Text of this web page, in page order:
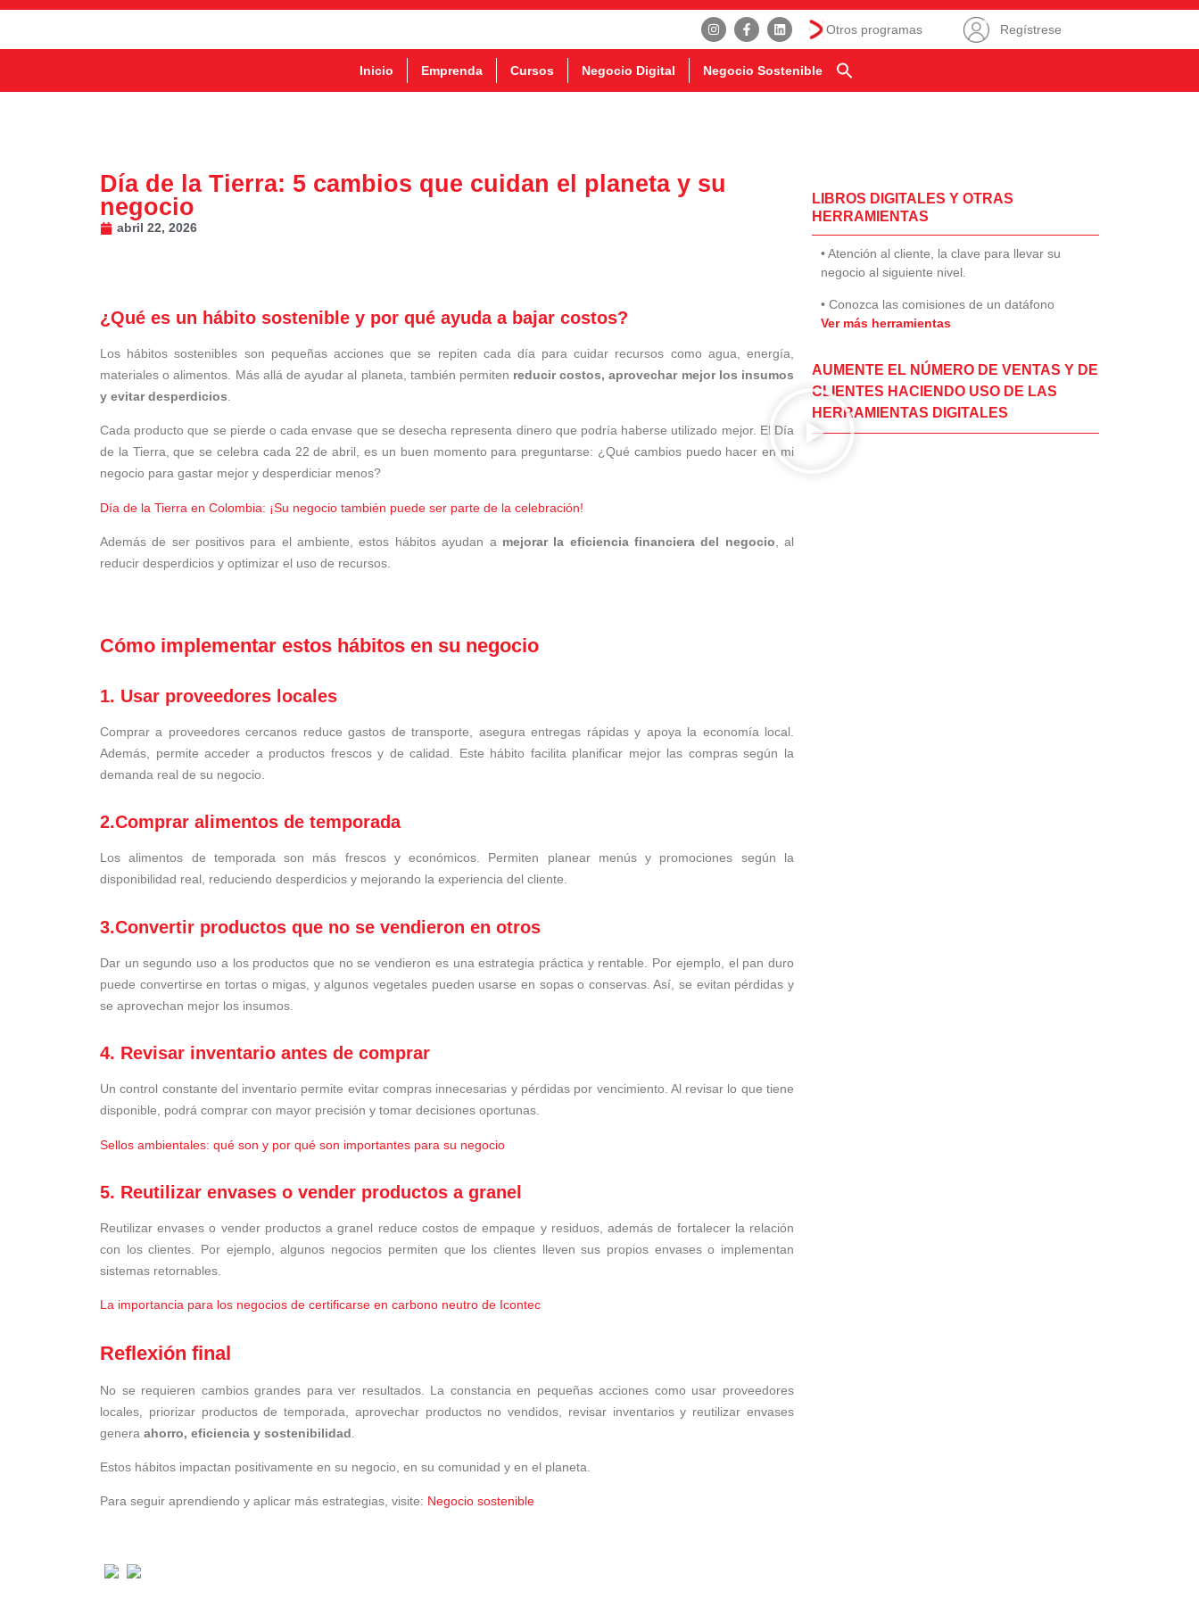
Otros programas Regístrese
Inicio Emprenda Cursos Negocio Digital Negocio Sostenible
Día de la Tierra: 5 cambios que cuidan el planeta y su
negocio
abril 22, 2026
¿Qué es un hábito sostenible y por qué ayuda a bajar costos?
Los hábitos sostenibles son pequeñas acciones que se repiten cada día para cuidar recursos como agua, energía,
materiales o alimentos. Más allá de ayudar al planeta, también permiten reducir costos, aprovechar mejor los insumos
y evitar desperdicios
Cada producto que se pierde o cada envase que se desecha representa dinero que podría haberse utilizado mejor. El Día
de la Tierra, que se celebra cada 22 de abril, es un buen momento para preguntarse: ¿Qué cambios puedo hacer en mi
negocio para gastar mejor y desperdiciar menos?
Día de la Tierra en Colombia: ¡Su negocio también puede ser parte de la celebración!
Además de ser positivos para el ambiente, estos hábitos ayudan a mejorar la eficiencia financiera del negocio , al
reducir desperdicios y optimizar el uso de recursos.
Cómo implementar estos hábitos en su negocio
1. Usar proveedores locales
Comprar a proveedores cercanos reduce gastos de transporte, asegura entregas rápidas y apoya la economía local.
Además, permite acceder a productos frescos y de calidad. Este hábito facilita planificar mejor las compras según la
demanda real de su negocio.
2.Comprar alimentos de temporada
Los alimentos de temporada son más frescos y económicos. Permiten planear menús y promociones según la
disponibilidad real, reduciendo desperdicios y mejorando la experiencia del cliente.
3.Convertir productos que no se vendieron en otros
Dar un segundo uso a los productos que no se vendieron es una estrategia práctica y rentable. Por ejemplo, el pan duro
puede convertirse en tortas o migas, y algunos vegetales pueden usarse en sopas o conservas. Así, se evitan pérdidas y
se aprovechan mejor los insumos.
4. Revisar inventario antes de comprar
Un control constante del inventario permite evitar compras innecesarias y pérdidas por vencimiento. Al revisar lo que tiene
disponible, podrá comprar con mayor precisión y tomar decisiones oportunas.
Sellos ambientales: qué son y por qué son importantes para su negocio
5. Reutilizar envases o vender productos a granel
Reutilizar envases o vender productos a granel reduce costos de empaque y residuos, además de fortalecer la relación
con los clientes. Por ejemplo, algunos negocios permiten que los clientes lleven sus propios envases o implementan
sistemas retornables.
La importancia para los negocios de certificarse en carbono neutro de Icontec
Reflexión final
No se requieren cambios grandes para ver resultados. La constancia en pequeñas acciones como usar proveedores
locales, priorizar productos de temporada, aprovechar productos no vendidos, revisar inventarios y reutilizar envases
genera ahorro, eficiencia y sostenibilidad
Estos hábitos impactan positivamente en su negocio, en su comunidad y en el planeta.
Para seguir aprendiendo y aplicar más estrategias, visite: Negocio sostenible
LIBROS DIGITALES Y OTRAS
HERRAMIENTAS
• Atención al cliente, la clave para llevar su
negocio al siguiente nivel.
• Conozca las comisiones de un datáfono
Ver más herramientas
AUMENTE EL NÚMERO DE VENTAS Y DE
CLIENTES HACIENDO USO DE LAS
HERRAMIENTAS DIGITALES